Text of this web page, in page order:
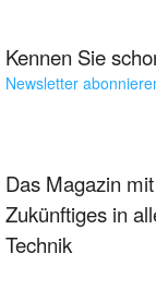
Kennen Sie
Newsletter
Das Magazin
Zukünftiges in
Technik